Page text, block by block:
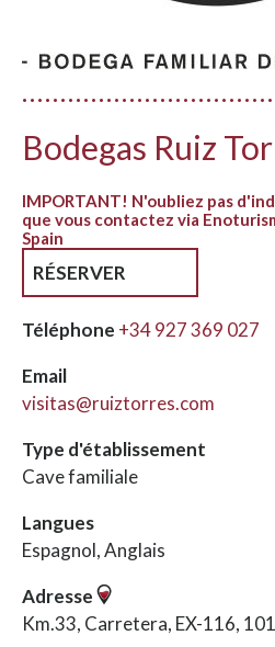
Bodegas Ruiz
RÉSERVER
IMPORTANT! N'oubliez pas
que vous contactez via
Spain
Téléphone +34 927 369 027
Email
visitas@ruiztorres.com
Type d'établissement
Cave familiale
Langues
Espagnol, Anglais
Adresse
Km.33, Carretera, EX-116,